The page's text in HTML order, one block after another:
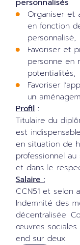
personnalisés
Organiser et
en fonction
personnalisé,
Favoriser et
personne en
potentialités,
Favoriser
un
Profil :
Titulaire du
est
en situation de
professionnel
et dans le
Salaire :
CCN51 et selon
Indemnité des
décentralisée.
œuvres sociales.
end sur deux.